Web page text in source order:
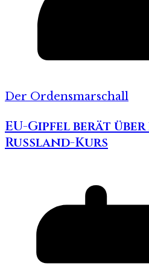
Der Ordensmarschall
EU-Gipfel berät
Russland-Kurs